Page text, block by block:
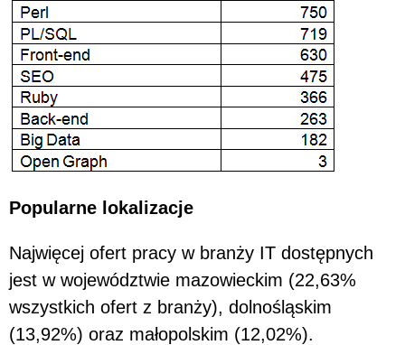
Popularne lokalizacje
Najwięcej ofert pracy w branży IT dostępnych
jest w województwie mazowieckim (22,63%
wszystkich ofert z branży), dolnośląskim
(13,92%) oraz małopolskim (12,02%).